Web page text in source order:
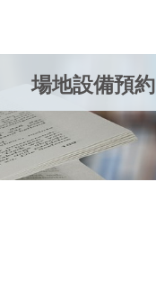
場地設備預約